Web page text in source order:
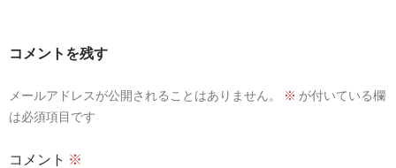
コメントを残す
メールアドレスが公開されることはありません。 ※ が付いている欄
は必須項目です
コメント ※